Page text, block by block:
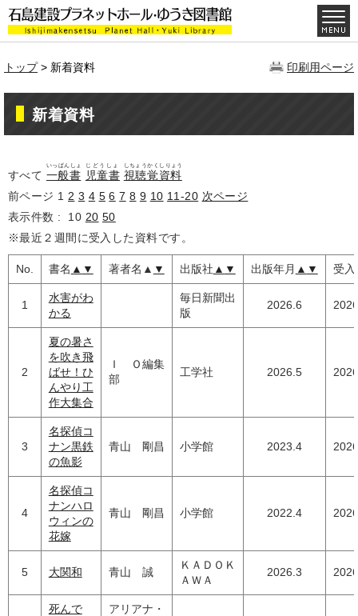
印刷用ページ
トップ > 新着資料
新着資料
すべて 一般書
いっぱんしょ
児童書
じどうしょ
視聴覚資料
しちょうかくしりょう
前ページ 1 2 3 4 5 6 7 8 9 10 11-20 次ページ
10 20 50
※最近２週間に受入した資料です。
No. 書名 ▲ ▼ 著者名 ▲ ▼ 出版社 ▲ ▼ 出版年月 ▲ ▼ 受入
1
水害がわ
かる
毎日新聞出
版
2026.6
2
夏の暑さ
を吹き飛
ばせ！ひ
んやり工
作大集合
Ｉ Ｏ編集
部
工学社 2026.5
3
名探偵コ
ナン黒鉄
の魚影
青山 剛昌 小学館 2023.4
4
名探偵コ
ナンハロ
ウィンの
花嫁
青山 剛昌 小学館 2022.4
5 大関和 青山 誠
ＫＡＤＯＫ
ＡＷＡ
2026.3
死んで
アリアナ・